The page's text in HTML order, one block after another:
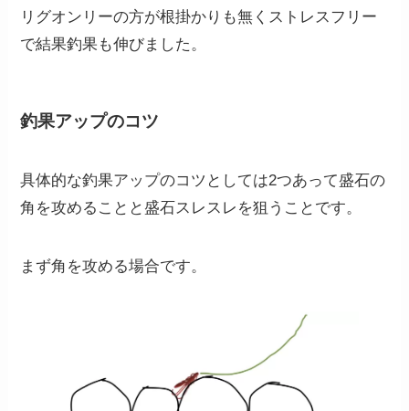
リグオンリーの方が根掛かりも無くストレスフリー
で結果釣果も伸びました。
釣果アップのコツ
具体的な釣果アップのコツとしては2つあって盛石の
角を攻めることと盛石スレスレを狙うことです。
まず角を攻める場合です。